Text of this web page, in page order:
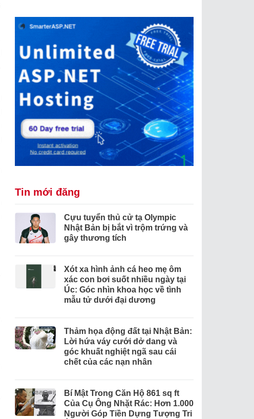
Tin mới đăng
Cựu tuyển thủ cử tạ Olympic
Nhật Bản bị bắt vì trộm trứng và
gây thương tích
Xót xa hình ảnh cá heo mẹ ôm
xác con bơi suốt nhiều ngày tại
Úc: Góc nhìn khoa học về tình
mẫu tử dưới đại dương
Thảm họa động đất tại Nhật Bản:
Lời hứa váy cưới dở dang và
góc khuất nghiệt ngã sau cái
chết của các nạn nhân
Bí Mật Trong Căn Hộ 861 sq ft
Của Cụ Ông Nhặt Rác: Hơn 1.000
Người Góp Tiền Dựng Tượng Tri